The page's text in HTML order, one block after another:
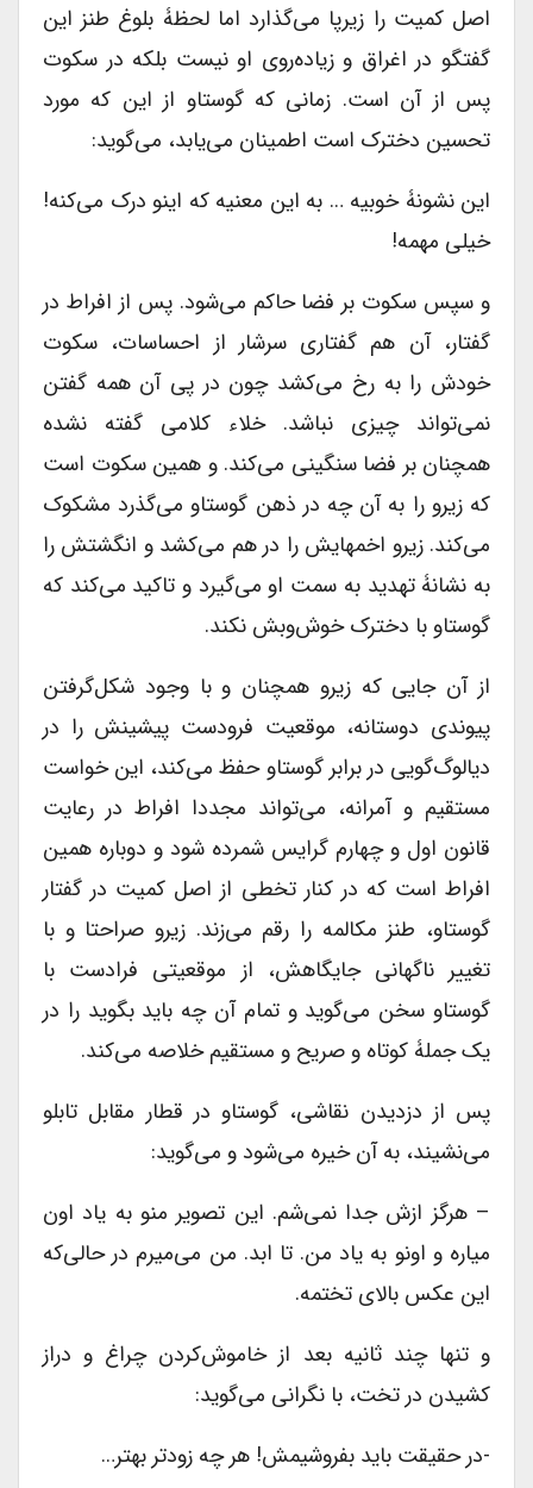
اصل کمیت را زیرپا می‌گذارد اما لحظۀ بلوغ طنز این
گفتگو در اغراق و زیاده‌روی او نیست بلکه در سکوت
پس از آن است. زمانی که گوستاو از این که مورد
تحسین دخترک است اطمینان می‌یابد، می‌گوید:
این نشونۀ خوبیه … به این معنیه که اینو درک می‌کنه!
خیلی مهمه!
و سپس سکوت بر فضا حاکم می‌شود. پس از افراط در
گفتار، آن هم گفتاری سرشار از احساسات، سکوت
خودش را به رخ می‌کشد چون در پی آن همه گفتن
نمی‌تواند چیزی نباشد. خلاء کلامی گفته نشده
همچنان بر فضا سنگینی می‌کند. و همین سکوت است
که زیرو را به آن چه در ذهن گوستاو می‌گذرد مشکوک
می‌کند. زیرو اخمهایش را در هم می‌کشد و انگشتش را
به نشانۀ تهدید به سمت او می‌گیرد و تاکید می‌کند که
گوستاو با دخترک خوش‌و‌بش نکند.
از آن جایی که زیرو همچنان و با وجود شکل‌گرفتن
پیوندی دوستانه، موقعیت فرودست پیشینش را در
دیالوگ‌گویی در برابر گوستاو حفظ می‌کند، این خواست
مستقیم و آمرانه، می‌تواند مجددا افراط در رعایت
قانون اول و چهارم گرایس شمرده شود و دوباره همین
افراط است که در کنار تخطی از اصل کمیت در گفتار
گوستاو، طنز مکالمه را رقم می‌زند. زیرو صراحتا و با
تغییر ناگهانی جایگاهش، از موقعیتی فرادست با
گوستاو سخن می‌گوید و تمام آن چه باید بگوید را در
یک جملۀ کوتاه و صریح و مستقیم خلاصه می‌کند.
پس از دزدیدن نقاشی، گوستاو در قطار مقابل تابلو
می‌نشیند، به آن خیره می‌شود و می‌گوید:
– هرگز ازش جدا نمی‌شم. این تصویر منو به یاد اون
میاره و اونو به یاد من. تا ابد. من می‌میرم در حالی‌که
این عکس بالای تختمه.
و تنها چند ثانیه بعد از خاموش‌کردن چراغ و دراز
کشیدن در تخت، با نگرانی می‌گوید:
-در حقیقت باید بفروشیمش! هر چه زودتر بهتر…